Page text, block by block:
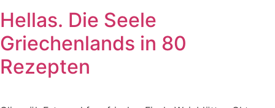
Hellas. Die Seele
Griechenlands in 80
Rezepten